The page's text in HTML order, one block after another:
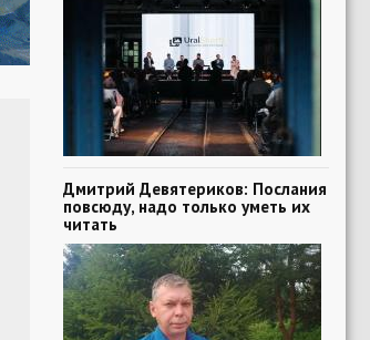
Дмитрий Девятериков: Послания
повсюду, надо только уметь их
читать